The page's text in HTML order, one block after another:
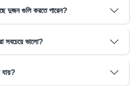
দুজন গুলি করতে পারেন?
সবচেয়ে ভালো?
যায়?